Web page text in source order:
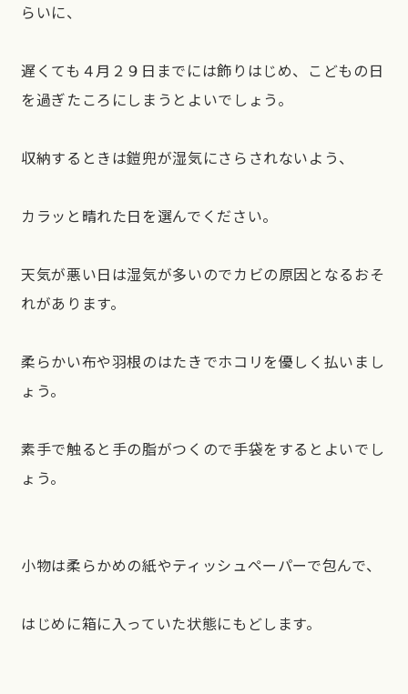
らいに、
遅くても４月２９日までには飾りはじめ、こどもの日
を過ぎたころにしまうとよいでしょう。
収納するときは鎧兜が湿気にさらされないよう、
カラッと晴れた日を選んでください。
天気が悪い日は湿気が多いのでカビの原因となるおそ
れがあります。
柔らかい布や羽根のはたきでホコリを優しく払いまし
ょう。
素手で触ると手の脂がつくので手袋をするとよいでし
ょう。
小物は柔らかめの紙やティッシュペーパーで包んで、
はじめに箱に入っていた状態にもどします。